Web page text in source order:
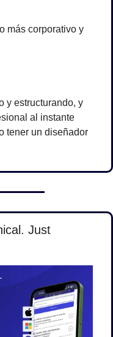
más corporativo y
y estructurando, y
al instante
tener un diseñador
Just